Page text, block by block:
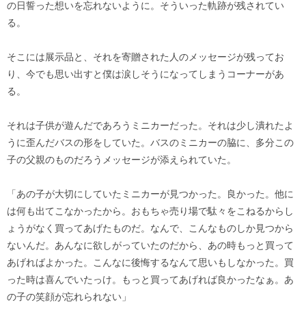
の日誓った想いを忘れないように。そういった軌跡が残されてい
る。
そこには展示品と、それを寄贈された人のメッセージが残ってお
り、今でも思い出すと僕は涙しそうになってしまうコーナーがあ
る。
それは子供が遊んだであろうミニカーだった。それは少し潰れたよ
うに歪んだバスの形をしていた。バスのミニカーの脇に、多分この
子の父親のものだろうメッセージが添えられていた。
「あの子が大切にしていたミニカーが見つかった。良かった。他に
は何も出てこなかったから。おもちゃ売り場で駄々をこねるからし
ょうがなく買ってあげたものだ。なんで、こんなものしか見つから
ないんだ。あんなに欲しがっていたのだから、あの時もっと買って
あげればよかった。こんなに後悔するなんて思いもしなかった。買
った時は喜んでいたっけ。もっと買ってあげれば良かったなぁ。あ
の子の笑顔が忘れられない」